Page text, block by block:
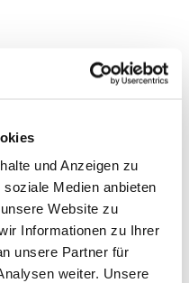
und Anzeigen zu
Medien anbieten
Website zu
Informationen zu Ihrer
unsere Partner für
weiter. Unsere